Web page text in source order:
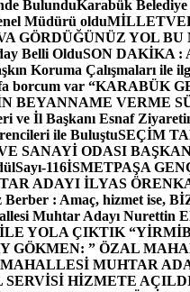
BulunduKarabük Belediye
Müdürü oldu
GÖRDÜĞÜNÜZ YOL BU
Belli OlduSON DAKİKA :
Koruma Çalışmaları ile
borcum var “KARABÜK
BEYANNAME VERME
ve İl Başkanı Esnaf
ile BuluştuSEÇİM
SANAYİ ODASI
Sayı-116İSMETPAŞA
ADAYI İLYAS ÖREN
Berber : Amaç, hizmet ise,
Muhtar Adayı
YOLA ÇIKTIK “
GÖKMEN: ” ÖZAL
MUHTAR
SERVİSİ HİZMETE